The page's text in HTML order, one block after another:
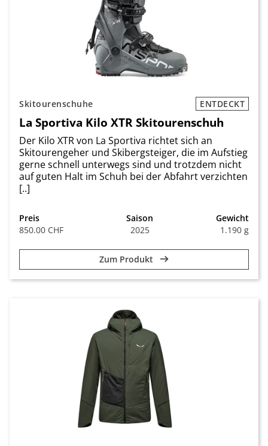
Skitourenschuhe ENTDECKT
La Sportiva Kilo XTR Skitourenschuh
Der Kilo XTR von La Sportiva richtet sich an
Skitourengeher und Skibergsteiger, die im Aufstieg
gerne schnell unterwegs sind und trotzdem nicht
auf guten Halt im Schuh bei der Abfahrt verzichten
[..]
Preis
850.00 CHF
Saison
2025
Gewicht
1.190 g
Zum Produkt